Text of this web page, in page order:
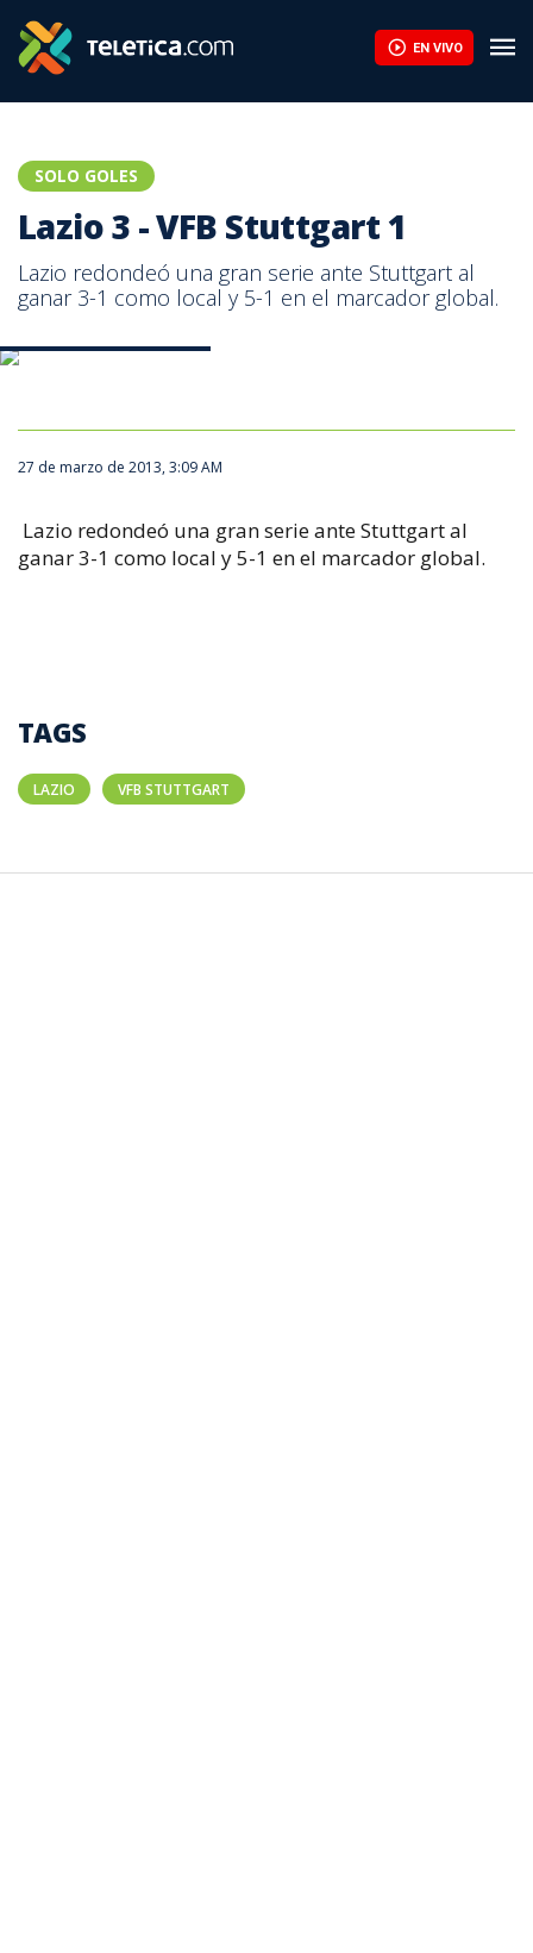
EN VIVO
SOLO GOLES
Lazio 3 - VFB Stuttgart 1
Lazio redondeó una gran serie ante Stuttgart al
ganar 3-1 como local y 5-1 en el marcador global.
27 de marzo de 2013, 3:09 AM
Lazio redondeó una gran serie ante Stuttgart al
ganar 3-1 como local y 5-1 en el marcador global.
TAGS
LAZIO VFB STUTTGART